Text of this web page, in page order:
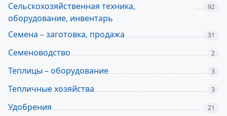
Сельскохозяйственная техника,
оборудование, инвентарь
92
Семена – заготовка, продажа 31
Семеноводство 2
Теплицы – оборудование 3
Тепличные хозяйства 3
Удобрения 21